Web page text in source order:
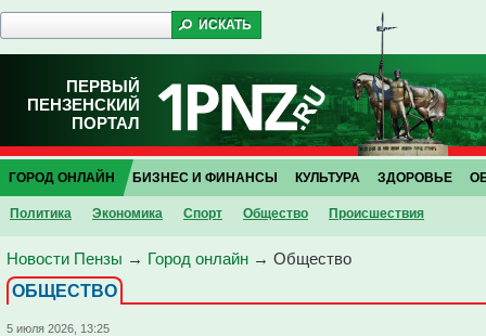
ПЕРВЫЙ
ПЕНЗЕНСКИЙ
ПОРТАЛ
ГОРОД ОНЛАЙН
Политика Экономика Спорт Общество Проиcшествия
БИЗНЕС И ФИНАНСЫ КУЛЬТУРА ЗДОРОВЬЕ
Новости Пензы → Город онлайн → Общество
ОБЩЕСТВО
5 июля 2026, 13:25